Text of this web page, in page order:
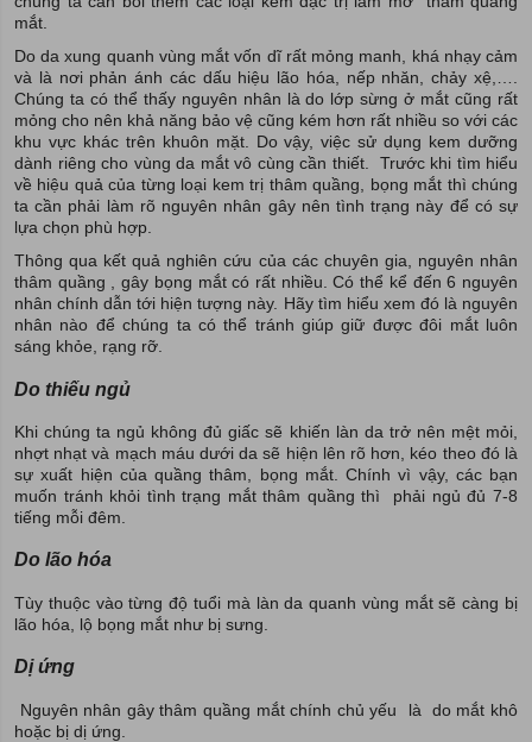
mắt.
Do da xung quanh vùng mắt vốn dĩ rất mỏng manh, khá nhạy cảm
và là nơi phản ánh các dấu hiệu lão hóa, nếp nhăn, chảy xệ,….
Chúng ta có thể thấy nguyên nhân là do lớp sừng ở mắt cũng rất
mỏng cho nên khả năng bảo vệ cũng kém hơn rất nhiều so với các
khu vực khác trên khuôn mặt. Do vậy, việc sử dụng kem dưỡng
dành riêng cho vùng da mắt vô cùng cần thiết. Trước khi tìm hiểu
về hiệu quả của từng loại kem trị thâm quầng, bọng mắt thì chúng
ta cần phải làm rõ nguyên nhân gây nên tình trạng này để có sự
lựa chọn phù hợp.
Thông qua kết quả nghiên cứu của các chuyên gia, nguyên nhân
thâm quầng , gây bọng mắt có rất nhiều. Có thể kể đến 6 nguyên
nhân chính dẫn tới hiện tượng này. Hãy tìm hiểu xem đó là nguyên
nhân nào để chúng ta có thể tránh giúp giữ được đôi mắt luôn
sáng khỏe, rạng rỡ.
Do thiếu ngủ
Khi chúng ta ngủ không đủ giấc sẽ khiến làn da trở nên mệt mỏi,
nhợt nhạt và mạch máu dưới da sẽ hiện lên rõ hơn, kéo theo đó là
sự xuất hiện của quầng thâm, bọng mắt. Chính vì vậy, các bạn
muốn tránh khỏi tình trạng mắt thâm quầng thì phải ngủ đủ 7-8
tiếng mỗi đêm.
Do lão hóa
Tùy thuộc vào từng độ tuổi mà làn da quanh vùng mắt sẽ càng bị
lão hóa, lộ bọng mắt như bị sưng.
Dị ứng
Nguyên nhân gây thâm quầng mắt chính chủ yếu là do mắt khô
hoặc bị dị ứng.